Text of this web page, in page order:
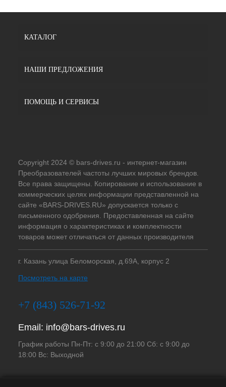
КАТАЛОГ
НАШИ ПРЕДЛОЖЕНИЯ
ПОМОЩЬ И СЕРВИСЫ
Copyright 2024 © bars-drives.ru - интернет-магазин
Преобразователей частоты лучших мировых брендов.
Все права защищены. Копирование и использование в
коммерческих целях информации представленной на
сайте «BARS-DRIVES.RU» допускается только с
письменного одобрения. Предоставленная на сайте
информация о характеристиках и комплектности
товаров может отличаться от данных производителя
г. Казань улица Беломорская, д.69А, корпус 2
Посмотреть на карте
+7 (843) 526-71-92
Email: info@bars-drives.ru
График работы Пн-Пт: с 9:00 до 21:00 Сб: с 9:00 до
18:00 Вс: Выходной